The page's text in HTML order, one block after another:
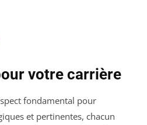
votre carrière
fondamental pour
et pertinentes, chacun